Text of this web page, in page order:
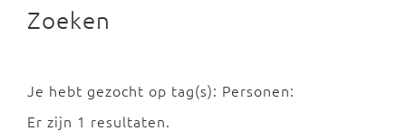
Zoeken
Je hebt gezocht op tag(s): Personen:
Er zijn 1 resultaten.